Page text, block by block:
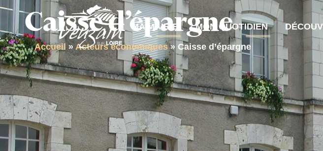
principal
MA MAIRIE MON QUOTIDIEN
Caisse d’épargne
Accueil» Acteurs économiques» Caisse d’épargne